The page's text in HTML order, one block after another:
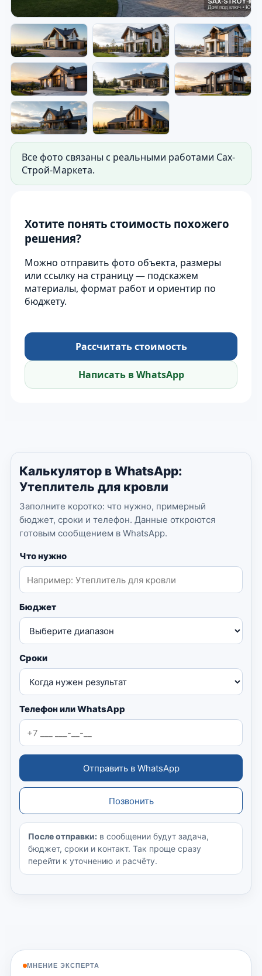
Дом под ключ — готовый дом
на участке.
Фото для витрины сайта: готовый дом на
участке. Используется как первый экран сайта.
Все фото связаны с реальными работами Сах-
Строй-Маркета.
Хотите понять стоимость похожего
решения?
Можно отправить фото объекта, размеры
или ссылку на страницу — подскажем
материалы, формат работ и ориентир по
бюджету.
Рассчитать стоимость
Написать в WhatsApp
Калькулятор в WhatsApp:
Утеплитель для кровли
Заполните коротко: что нужно, примерный
бюджет, сроки и телефон. Данные откроются
готовым сообщением в WhatsApp.
Что нужно
Бюджет
Сроки
Телефон или WhatsApp
Отправить в WhatsApp
Позвонить
После отправки: в сообщении будут задача,
бюджет, сроки и контакт. Так проще сразу
перейти к уточнению и расчёту.
МНЕНИЕ ЭКСПЕРТА